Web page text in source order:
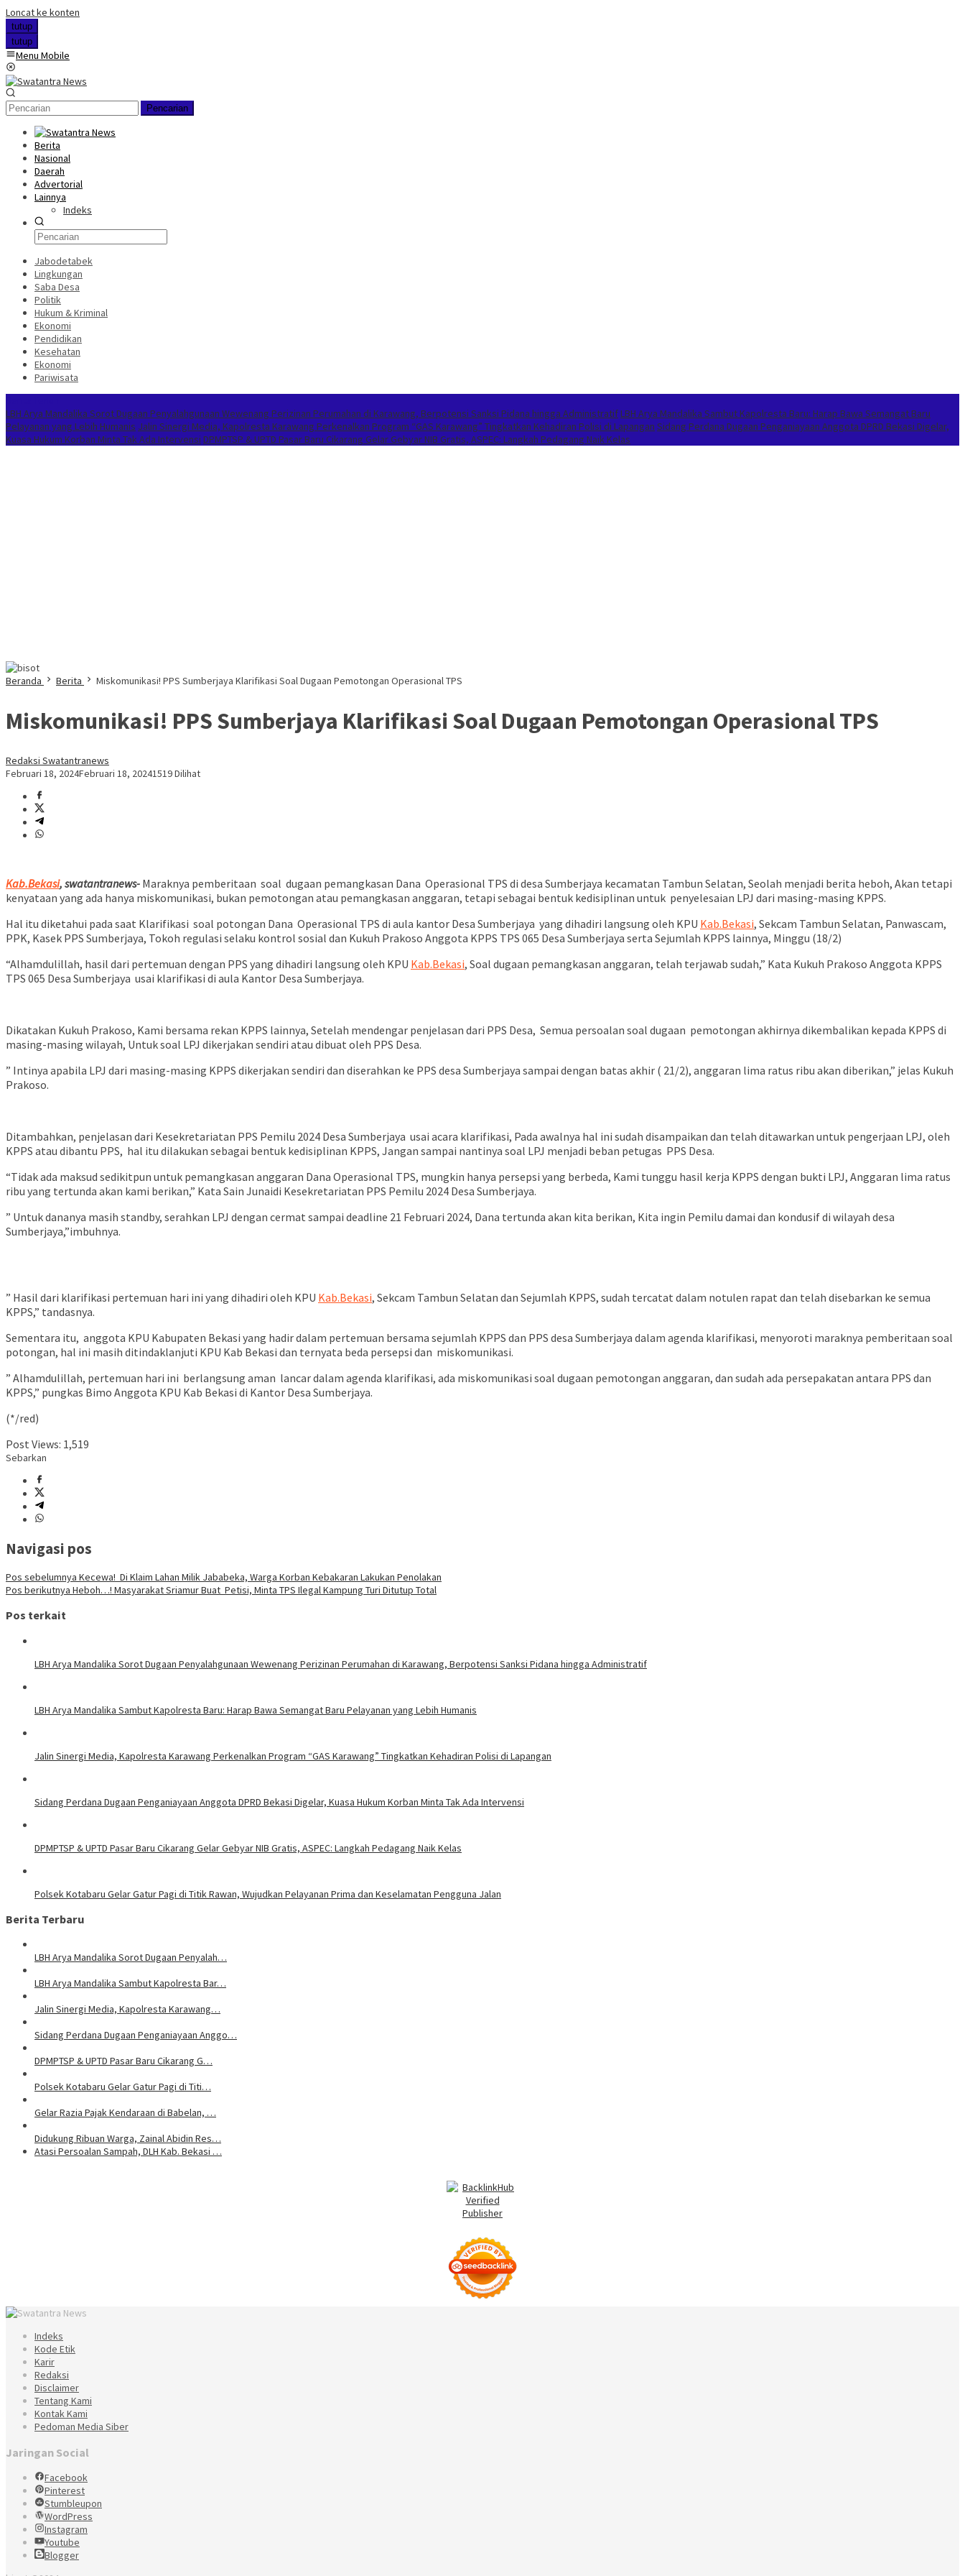
Loncat ke konten
tutup
tutup
Menu Mobile
Pencarian
Berita
Nasional
Daerah
Advertorial
Lainnya
Indeks
Jabodetabek
Lingkungan
Saba Desa
Politik
Hukum & Kriminal
Ekonomi
Pendidikan
Kesehatan
Ekonomi
Pariwisata
LBH Arya Mandalika Sorot Dugaan Penyalahgunaan Wewenang Perizinan Perumahan di Karawang, Berpotensi Sanksi Pidana hingga Administratif LBH Arya Mandalika Sambut Kapolresta Baru: Harap Bawa Semangat Baru
Pelayanan yang Lebih Humanis Jalin Sinergi Media, Kapolresta Karawang Perkenalkan Program “GAS Karawang” Tingkatkan Kehadiran Polisi di Lapangan Sidang Perdana Dugaan Penganiayaan Anggota DPRD Bekasi Digelar,
Kuasa Hukum Korban Minta Tak Ada Intervensi DPMPTSP & UPTD Pasar Baru Cikarang Gelar Gebyar NIB Gratis, ASPEC: Langkah Pedagang Naik Kelas
Beranda Berita Miskomunikasi! PPS Sumberjaya Klarifikasi Soal Dugaan Pemotongan Operasional TPS
Miskomunikasi! PPS Sumberjaya Klarifikasi Soal Dugaan Pemotongan Operasional TPS
Redaksi Swatantranews
Februari 18, 2024Februari 18, 20241519 Dilihat
Kab.Bekasi, swatantranews- Maraknya pemberitaan soal dugaan pemangkasan Dana Operasional TPS di desa Sumberjaya kecamatan Tambun Selatan, Seolah menjadi berita heboh, Akan tetapi
kenyataan yang ada hanya miskomunikasi, bukan pemotongan atau pemangkasan anggaran, tetapi sebagai bentuk kedisiplinan untuk penyelesaian LPJ dari masing-masing KPPS.
Hal itu diketahui pada saat Klarifikasi soal potongan Dana Operasional TPS di aula kantor Desa Sumberjaya yang dihadiri langsung oleh KPU Kab.Bekasi, Sekcam Tambun Selatan, Panwascam,
PPK, Kasek PPS Sumberjaya, Tokoh regulasi selaku kontrol sosial dan Kukuh Prakoso Anggota KPPS TPS 065 Desa Sumberjaya serta Sejumlah KPPS lainnya, Minggu (18/2)
“Alhamdulillah, hasil dari pertemuan dengan PPS yang dihadiri langsung oleh KPU Kab.Bekasi, Soal dugaan pemangkasan anggaran, telah terjawab sudah,” Kata Kukuh Prakoso Anggota KPPS
TPS 065 Desa Sumberjaya usai klarifikasi di aula Kantor Desa Sumberjaya.
Dikatakan Kukuh Prakoso, Kami bersama rekan KPPS lainnya, Setelah mendengar penjelasan dari PPS Desa, Semua persoalan soal dugaan pemotongan akhirnya dikembalikan kepada KPPS di
masing-masing wilayah, Untuk soal LPJ dikerjakan sendiri atau dibuat oleh PPS Desa.
” Intinya apabila LPJ dari masing-masing KPPS dikerjakan sendiri dan diserahkan ke PPS desa Sumberjaya sampai dengan batas akhir ( 21/2), anggaran lima ratus ribu akan diberikan,” jelas Kukuh
Prakoso.
Ditambahkan, penjelasan dari Kesekretariatan PPS Pemilu 2024 Desa Sumberjaya usai acara klarifikasi, Pada awalnya hal ini sudah disampaikan dan telah ditawarkan untuk pengerjaan LPJ, oleh
KPPS atau dibantu PPS, hal itu dilakukan sebagai bentuk kedisiplinan KPPS, Jangan sampai nantinya soal LPJ menjadi beban petugas PPS Desa.
“Tidak ada maksud sedikitpun untuk pemangkasan anggaran Dana Operasional TPS, mungkin hanya persepsi yang berbeda, Kami tunggu hasil kerja KPPS dengan bukti LPJ, Anggaran lima ratus
ribu yang tertunda akan kami berikan,” Kata Sain Junaidi Kesekretariatan PPS Pemilu 2024 Desa Sumberjaya.
” Untuk dananya masih standby, serahkan LPJ dengan cermat sampai deadline 21 Februari 2024, Dana tertunda akan kita berikan, Kita ingin Pemilu damai dan kondusif di wilayah desa
Sumberjaya,”imbuhnya.
” Hasil dari klarifikasi pertemuan hari ini yang dihadiri oleh KPU Kab.Bekasi, Sekcam Tambun Selatan dan Sejumlah KPPS, sudah tercatat dalam notulen rapat dan telah disebarkan ke semua
KPPS,” tandasnya.
Sementara itu, anggota KPU Kabupaten Bekasi yang hadir dalam pertemuan bersama sejumlah KPPS dan PPS desa Sumberjaya dalam agenda klarifikasi, menyoroti maraknya pemberitaan soal
potongan, hal ini masih ditindaklanjuti KPU Kab Bekasi dan ternyata beda persepsi dan miskomunikasi.
” Alhamdulillah, pertemuan hari ini berlangsung aman lancar dalam agenda klarifikasi, ada miskomunikasi soal dugaan pemotongan anggaran, dan sudah ada persepakatan antara PPS dan
KPPS,” pungkas Bimo Anggota KPU Kab Bekasi di Kantor Desa Sumberjaya.
(*/red)
Post Views: 1,519
Sebarkan
Navigasi pos
Pos sebelumnya Kecewa! Di Klaim Lahan Milik Jababeka, Warga Korban Kebakaran Lakukan Penolakan
Pos berikutnya Heboh…! Masyarakat Sriamur Buat Petisi, Minta TPS Ilegal Kampung Turi Ditutup Total
Pos terkait
LBH Arya Mandalika Sorot Dugaan Penyalahgunaan Wewenang Perizinan Perumahan di Karawang, Berpotensi Sanksi Pidana hingga Administratif
LBH Arya Mandalika Sambut Kapolresta Baru: Harap Bawa Semangat Baru Pelayanan yang Lebih Humanis
Jalin Sinergi Media, Kapolresta Karawang Perkenalkan Program “GAS Karawang” Tingkatkan Kehadiran Polisi di Lapangan
Sidang Perdana Dugaan Penganiayaan Anggota DPRD Bekasi Digelar, Kuasa Hukum Korban Minta Tak Ada Intervensi
DPMPTSP & UPTD Pasar Baru Cikarang Gelar Gebyar NIB Gratis, ASPEC: Langkah Pedagang Naik Kelas
Polsek Kotabaru Gelar Gatur Pagi di Titik Rawan, Wujudkan Pelayanan Prima dan Keselamatan Pengguna Jalan
Berita Terbaru
LBH Arya Mandalika Sorot Dugaan Penyalah…
LBH Arya Mandalika Sambut Kapolresta Bar…
Jalin Sinergi Media, Kapolresta Karawang…
Sidang Perdana Dugaan Penganiayaan Anggo…
DPMPTSP & UPTD Pasar Baru Cikarang G…
Polsek Kotabaru Gelar Gatur Pagi di Titi…
Gelar Razia Pajak Kendaraan di Babelan, …
Didukung Ribuan Warga, Zainal Abidin Res…
Atasi Persoalan Sampah, DLH Kab. Bekasi …
Indeks
Kode Etik
Karir
Redaksi
Disclaimer
Tentang Kami
Kontak Kami
Pedoman Media Siber
Jaringan Social
Facebook
Pinterest
Stumbleupon
WordPress
Instagram
Youtube
Blogger